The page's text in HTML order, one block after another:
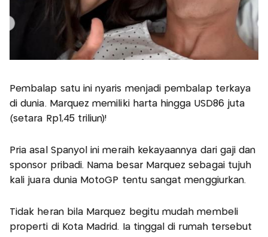
Pembalap satu ini nyaris menjadi pembalap terkaya
di dunia. Marquez memiliki harta hingga USD86 juta
(setara Rp1,45 triliun)!
Pria asal Spanyol ini meraih kekayaannya dari gaji dan
sponsor pribadi. Nama besar Marquez sebagai tujuh
kali juara dunia MotoGP tentu sangat menggiurkan.
Tidak heran bila Marquez begitu mudah membeli
properti di Kota Madrid. Ia tinggal di rumah tersebut